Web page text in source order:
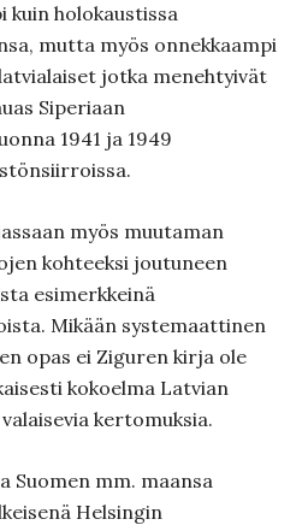
kuin holokaustissa
mutta myös onnekkaampi
jotka menehtyivät
Siperiaan
1941 ja 1949
myös muutaman
kohteeksi joutuneen
esimerkkeinä
Mikään systemaattinen
opas ei Ziguren kirja ole
kokoelma Latvian
kertomuksia.
Suomen mm. maansa
Helsingin